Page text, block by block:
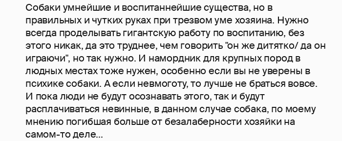
Собаки умнейшие и воспитаннейшие существа, но в
правильных и чутких руках при трезвом уме хозяина. Нужно
всегда проделывать гигантскую работу по воспитанию, без
этого никак, да это труднее, чем говорить "он же дитятко/ да он
играючи", но так нужно. И намордник для крупных пород в
людных местах тоже нужен, особенно если вы не уверены в
психике собаки. А если невмоготу, то лучше не браться вовсе.
И пока люди не будут осознавать этого, так и будут
расплачиваться невинные, в данном случае собака, по моему
мнению погибшая больше от безалаберности хозяйки на
самом-то деле...